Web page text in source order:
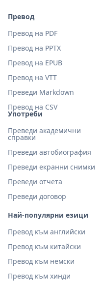
Употреби
Преведи академични
справки
Преведи автобиография
Преведи екранни снимки
Преведи отчета
Преведи договор
Най-популярни езици
Превод към английски
Превод към китайски
Превод към немски
Превод към хинди
Превод
Превод на PDF
Превод на PPTX
Превод на EPUB
Превод на VTT
Преведи Markdown
Превод на CSV